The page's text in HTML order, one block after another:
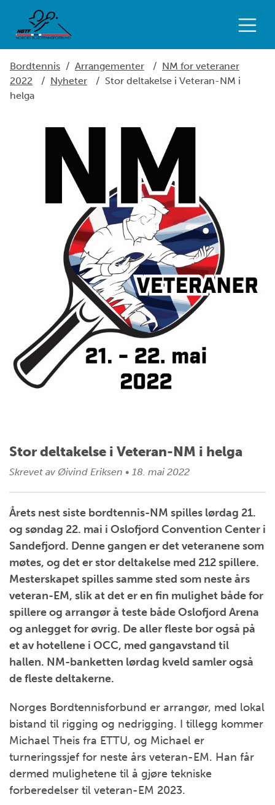
Bordtennis / Arrangementer / NM for veteraner
2022
/ Nyheter / Stor deltakelse i Veteran-NM i
helga
Stor deltakelse i Veteran-NM i helga
Skrevet av Øivind Eriksen • 18. mai 2022
Årets nest siste bordtennis-NM spilles lørdag 21.
og søndag 22. mai i Oslofjord Convention Center i
Sandefjord. Denne gangen er det veteranene som
møtes, og det er stor deltakelse med 212 spillere.
Mesterskapet spilles samme sted som neste års
veteran-EM, slik at det er en fin mulighet både for
spillere og arrangør å teste både Oslofjord Arena
og anlegget for øvrig. De aller fleste bor også på
et av hotellene i OCC, med gangavstand til
hallen. NM-banketten lørdag kveld samler også
de fleste deltakerne.
Norges Bordtennisforbund er arrangør, med lokal
bistand til rigging og nedrigging. I tillegg kommer
Michael Theis fra ETTU, og Michael er
turneringssjef for neste års veteran-EM. Han får
dermed mulighetene til å gjøre tekniske
forberedelser til veteran-EM 2023.